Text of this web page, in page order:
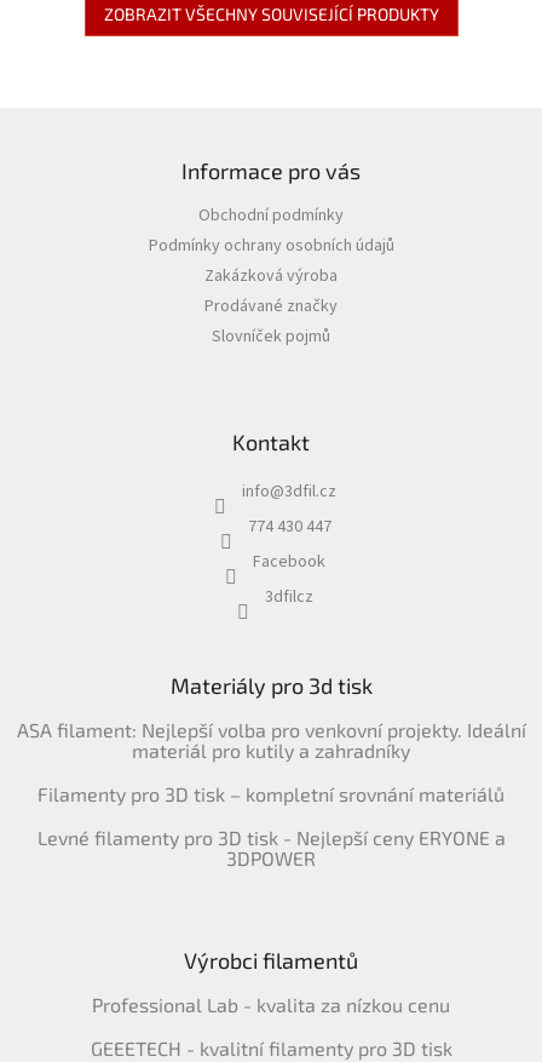
ZOBRAZIT VŠECHNY SOUVISEJÍCÍ PRODUKTY
Informace pro vás
Obchodní podmínky
Podmínky ochrany osobních údajů
Zakázková výroba
Prodávané značky
Slovníček pojmů
Kontakt
info@3dfil.cz
774 430 447
Facebook
3dfilcz
Materiály pro 3d tisk
ASA filament: Nejlepší volba pro venkovní projekty. Ideální
materiál pro kutily a zahradníky
Filamenty pro 3D tisk – kompletní srovnání materiálů
Levné filamenty pro 3D tisk - Nejlepší ceny ERYONE a
3DPOWER
Výrobci filamentů
Professional Lab - kvalita za nízkou cenu
GEEETECH - kvalitní filamenty pro 3D tisk